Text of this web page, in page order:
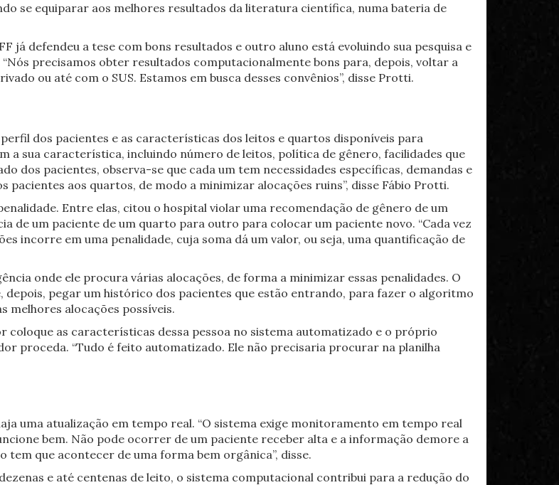
se equiparar aos melhores resultados da literatura científica, numa bateria de
já defendeu a tese com bons resultados e outro aluno está evoluindo sua pesquisa e
precisamos obter resultados computacionalmente bons para, depois, voltar a
ou até com o SUS. Estamos em busca desses convênios”, disse Protti.
dos pacientes e as características dos leitos e quartos disponíveis para
a sua característica, incluindo número de leitos, política de gênero, facilidades que
dos pacientes, observa-se que cada um tem necessidades específicas, demandas e
aos quartos, de modo a minimizar alocações ruins”, disse Fábio Protti.
Entre elas, citou o hospital violar uma recomendação de gênero de um
de um paciente de um quarto para outro para colocar um paciente novo. “Cada vez
incorre em uma penalidade, cuja soma dá um valor, ou seja, uma quantificação de
onde ele procura várias alocações, de forma a minimizar essas penalidades. O
pegar um histórico dos pacientes que estão entrando, para fazer o algoritmo
melhores alocações possíveis.
coloque as características dessa pessoa no sistema automatizado e o próprio
proceda. “Tudo é feito automatizado. Ele não precisaria procurar na planilha
uma atualização em tempo real. “O sistema exige monitoramento em tempo real
bem. Não pode ocorrer de um paciente receber alta e a informação demore a
que acontecer de uma forma bem orgânica”, disse.
e até centenas de leito, o sistema computacional contribui para a redução do